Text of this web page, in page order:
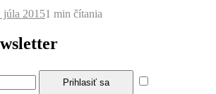
júla 20151 min čítania